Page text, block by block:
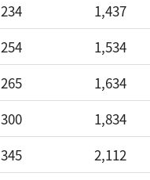
234 1,437
254 1,534
265 1,634
300 1,834
345 2,112